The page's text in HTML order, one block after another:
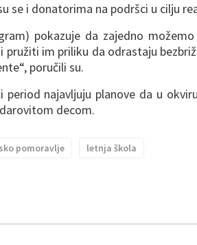
se i donatorima na podršci u cilju
pokazuje da zajedno
pružiti im priliku da odrastaju
poručili su.
period najavljuju planove da u
decom.
pomoravlje letnja škola